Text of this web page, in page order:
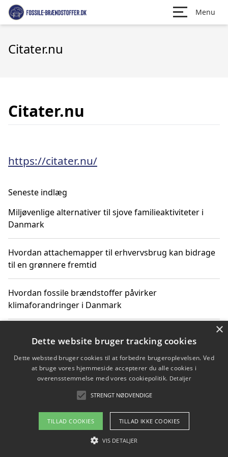
Menu
Citater.nu
Citater.nu
https://citater.nu/
Seneste indlæg
Miljøvenlige alternativer til sjove familieaktiviteter i
Danmark
Hvordan attachemapper til erhvervsbrug kan bidrage
til en grønnere fremtid
Hvordan fossile brændstoffer påvirker
klimaforandringer i Danmark
klimaændringer
Hvordan citater om fossile brændstoffer kan ændre
Copyright 2026 - Pilanto Aps
Om / kontakt
×
Dette website bruger tracking cookies
Dette websted bruger cookies til at forbedre brugeroplevelsen. Ved
at bruge vores hjemmeside accepterer du alle cookies i
overensstemmelse med vores cookiepolitik. Detaljer
STRENGT NØDVENDIGE
TILLAD COOKIES TILLAD IKKE COOKIES
VIS DETALJER